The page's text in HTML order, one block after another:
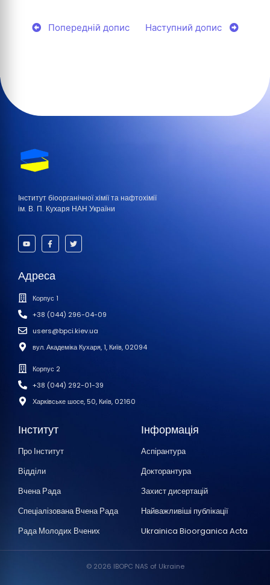
Попередній допис Наступний допис
Інститут біоорганічної хімії та нафтохімії
ім. В. П. Кухаря НАН України
Адреса
Корпус 1
+38 (044) 296-04-09
users@bpci.kiev.ua
вул. Академіка Кухаря, 1, Київ, 02094
Корпус 2
+38 (044) 292-01-39
Харківське шосе, 50, Київ, 02160
Інститут
Про Інститут
Відділи
Вчена Рада
Спеціалізована Вчена Рада
Рада Молодих Вчених
Інформація
Аспірантура
Докторантура
Захист дисертацій
Найважливіші публікації
Ukrainica Bioorganica Acta
© 2026 IBOPC NAS of Ukraine